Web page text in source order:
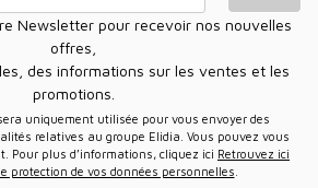
offres,
des informations sur les ventes et les
promotions.
relatives au groupe Elidia. Vous pouvez vous
Pour plus d’informations, cliquez ici Retrouvez ici
protection de vos données personnelles